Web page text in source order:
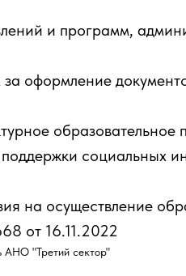
и программ,
оформление
социальных
на осуществление
от 16.11.2022
АНО "Третий сектор"